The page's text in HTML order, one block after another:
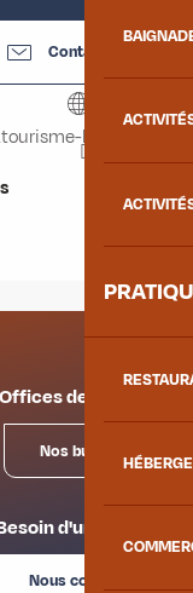
Contactez-nous
la-
Offices de tourisme
Nos bureaux
d'un conseil ?
Nous contacter